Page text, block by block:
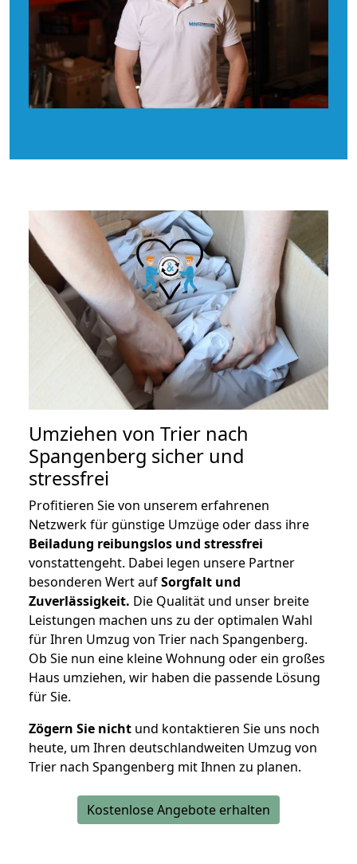
Umziehen von Trier nach
Spangenberg sicher und
stressfrei
Profitieren Sie von unserem erfahrenen
Netzwerk für günstige Umzüge oder dass ihre
Beiladung reibungslos und stressfrei
vonstattengeht. Dabei legen unsere Partner
besonderen Wert aufSorgfalt und
Zuverlässigkeit. Die Qualität und unser breite
Leistungen machen uns zu der optimalen Wahl
für Ihren Umzug von Trier nach Spangenberg.
Ob Sie nun eine kleine Wohnung oder ein großes
Haus umziehen, wir haben die passende Lösung
für Sie.
Zögern Sie nicht und kontaktieren Sie uns noch
heute, um Ihren deutschlandweiten Umzug von
Trier nach Spangenberg mit Ihnen zu planen.
Kostenlose Angebote erhalten